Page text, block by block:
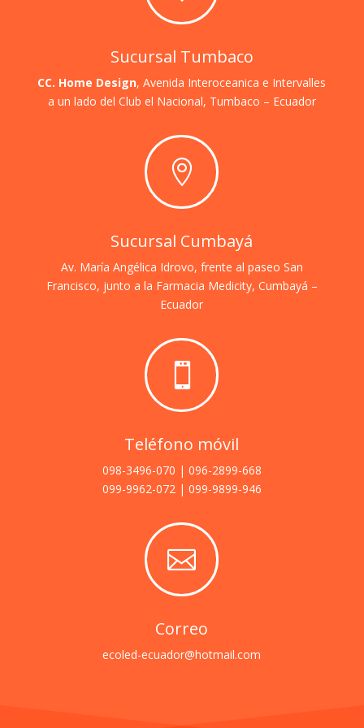
Sucursal Tumbaco
CC. Home Design, Avenida Interoceanica e Intervalles
a un lado del Club el Nacional, Tumbaco – Ecuador

Sucursal Cumbayá
Av. María Angélica Idrovo, frente al paseo San
Francisco, junto a la Farmacia Medicity, Cumbayá –
Ecuador

Teléfono móvil
098-3496-070 | 096-2899-668
099-9962-072 | 099-9899-946

Correo
ecoled-ecuador@hotmail.com